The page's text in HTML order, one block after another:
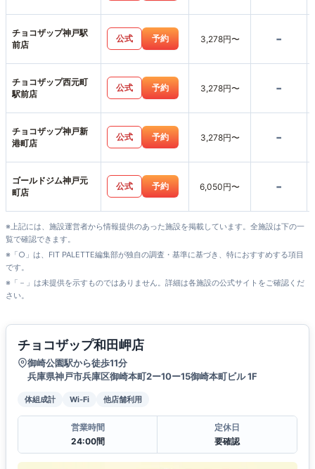
チョコザップ神戸駅
前店
公式 予約 3,278円〜 -
チョコザップ西元町
駅前店
公式 予約 3,278円〜 -
チョコザップ神戸新
港町店
公式 予約 3,278円〜 -
ゴールドジム神戸元
町店
公式 予約 6,050円〜 -
※上記には、施設運営者から情報提供のあった施設を掲載しています。全施設は下の一
覧で確認できます。
※「○」は、FIT PALETTE編集部が独自の調査・基準に基づき、特におすすめする項目
です。
※「－」は未提供を示すものではありません。詳細は各施設の公式サイトをご確認くだ
さい。
チョコザップ和田岬店
御崎公園駅から徒歩11分
兵庫県神戸市兵庫区御崎本町2ー10ー15御崎本町ビル 1F
体組成計 Wi-Fi 他店舗利用
営業時間
24:00間
定休日
要確認